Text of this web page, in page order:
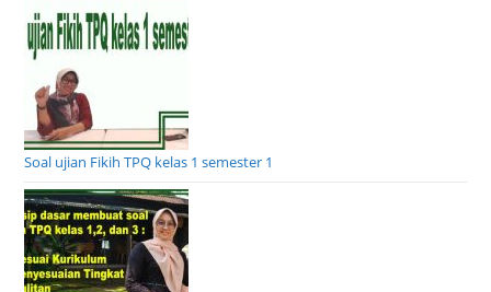
Soal ujian Fikih TPQ kelas 1 semester 1